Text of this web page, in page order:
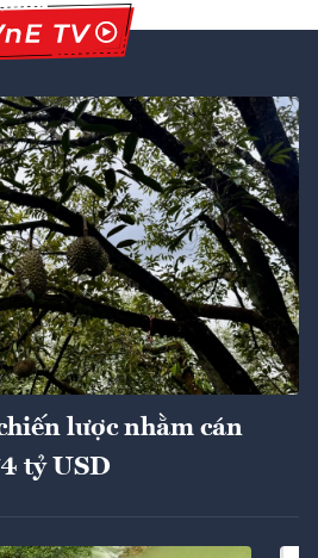
lược nhằm cán
tỷ USD